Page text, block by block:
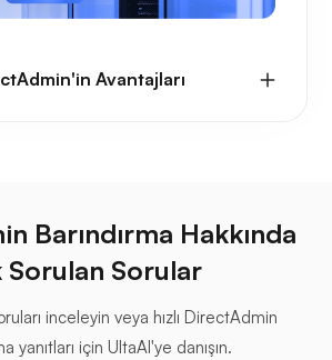
Avantajları
Barındırma Hakkında
Sorulan Sorular
inceleyin veya hızlı DirectAdmin
yanıtları için UltaAI'ye danışın.